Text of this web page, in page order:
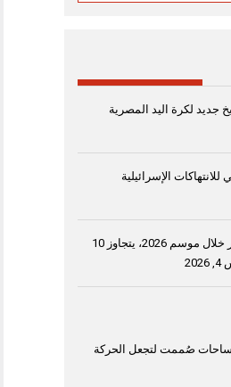
جديد لكرة اليد المصرية
الإسرائيلية
إنتاج القمح في مصر خلال موسم 2026، يتجاوز 10
صُممت لتجعل الحركة